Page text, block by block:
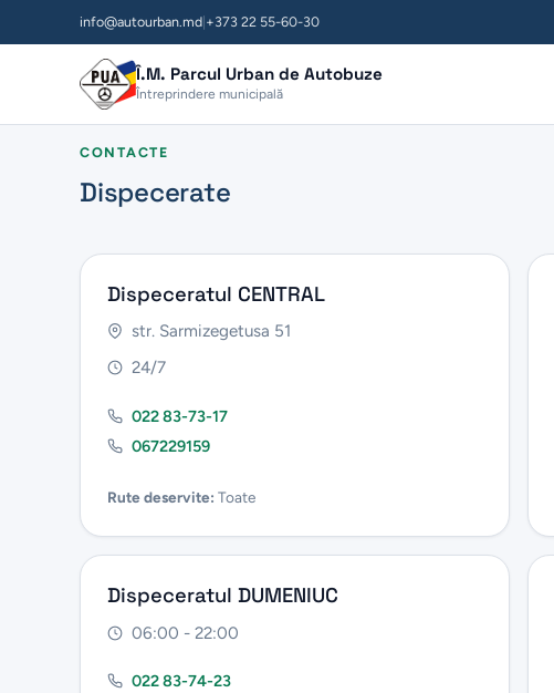
info@autourban.md +373 22 55-60-30
Î.M. Parcul Urban de Autobuze
Întreprindere municipală
CONTACTE
Dispecerate
Dispeceratul CENTRAL
str. Sarmizegetusa 51
24/7
022 83-73-17
067229159
Rute deservite: Toate
Dispeceratul DUMENIUC
06:00 - 22:00
022 83-74-23